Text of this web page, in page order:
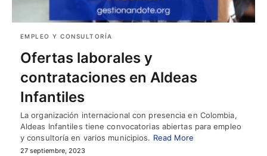
EMPLEO Y CONSULTORÍA
Ofertas laborales y
contrataciones en Aldeas
Infantiles
La organización internacional con presencia en Colombia,
Aldeas Infantiles tiene convocatorias abiertas para empleo
y consultoría en varios municipios. Read More
27 septiembre, 2023